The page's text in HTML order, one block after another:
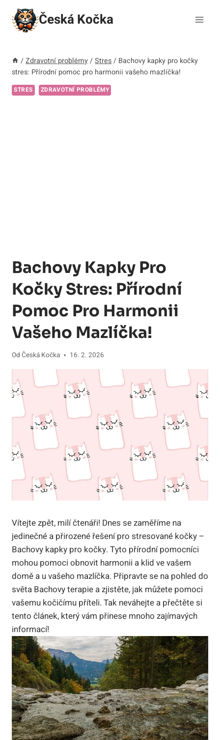
Přeskočit
obsah
Česká Kočka
/ Zdravotní problémy / Stres / Bachovy kapky pro kočky
stres: Přírodní pomoc pro harmonii vašeho mazlíčka!
STRES ZDRAVOTNÍ PROBLÉMY
Bachovy Kapky Pro
Kočky Stres: Přírodní
Pomoc Pro Harmonii
Vašeho Mazlíčka!
Od Česká Kočka 16. 2. 2026
Vítejte zpět, milí čtenáři! Dnes se zaměříme na
jedinečné a přirozené řešení pro stresované kočky –
Bachovy kapky pro kočky. Tyto přírodní pomocníci
mohou pomoci obnovit harmonii a klid ve vašem
domě a u vašeho mazlíčka. Připravte se na pohled do
světa Bachovy terapie a zjistěte, jak můžete pomoci
vašemu kočičímu příteli. Tak neváhejte a přečtěte si
tento článek, který vám přinese mnoho zajímavých
informací!